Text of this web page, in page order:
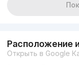
Расположение
Открыть в Google